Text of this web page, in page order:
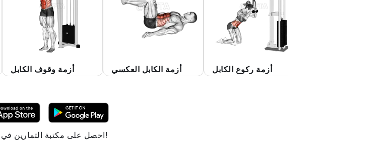
أزمة وقوف الكابل أزمة الكابل العكسي أزمة ركوع الكابل
احصل على مكتبة التمارين في جيبك!